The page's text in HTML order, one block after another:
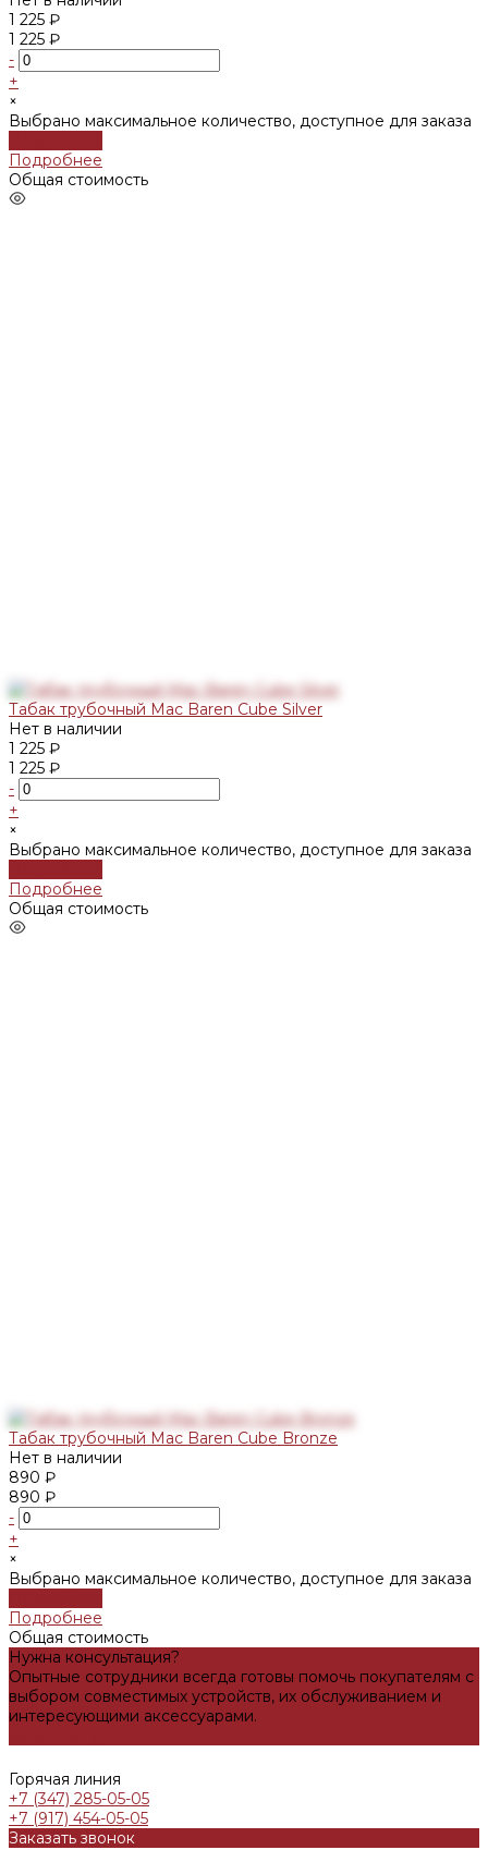
1 225 ₽
1 225 ₽
-
+
×
Выбрано максимальное количество, доступное для заказа
Подробнее
Общая стоимость
Табак трубочный Mac Baren Cube Silver
Нет в наличии
1 225 ₽
1 225 ₽
-
+
×
Выбрано максимальное количество, доступное для заказа
Подробнее
Общая стоимость
Табак трубочный Mac Baren Cube Bronze
Нет в наличии
890 ₽
890 ₽
-
+
×
Выбрано максимальное количество, доступное для заказа
Подробнее
Общая стоимость
Нужна консультация?
Опытные сотрудники всегда готовы помочь покупателям с
выбором совместимых устройств, их обслуживанием и
интересующими аксессуарами.
Горячая линия
+7 (347) 285-05-05
+7 (917) 454-05-05
Заказать звонок